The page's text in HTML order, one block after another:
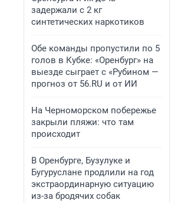
задержали с 2 кг
синтетических наркотиков
Обе команды пропустили по 5
голов в Кубке: «Оренбург» на
выезде сыграет с «Рубином —
прогноз от 56.RU и от ИИ
На Черноморском побережье
закрыли пляжи: что там
происходит
В Оренбурге, Бузулуке и
Бугуруслане продлили на год
экстраординарную ситуацию
из-за бродячих собак